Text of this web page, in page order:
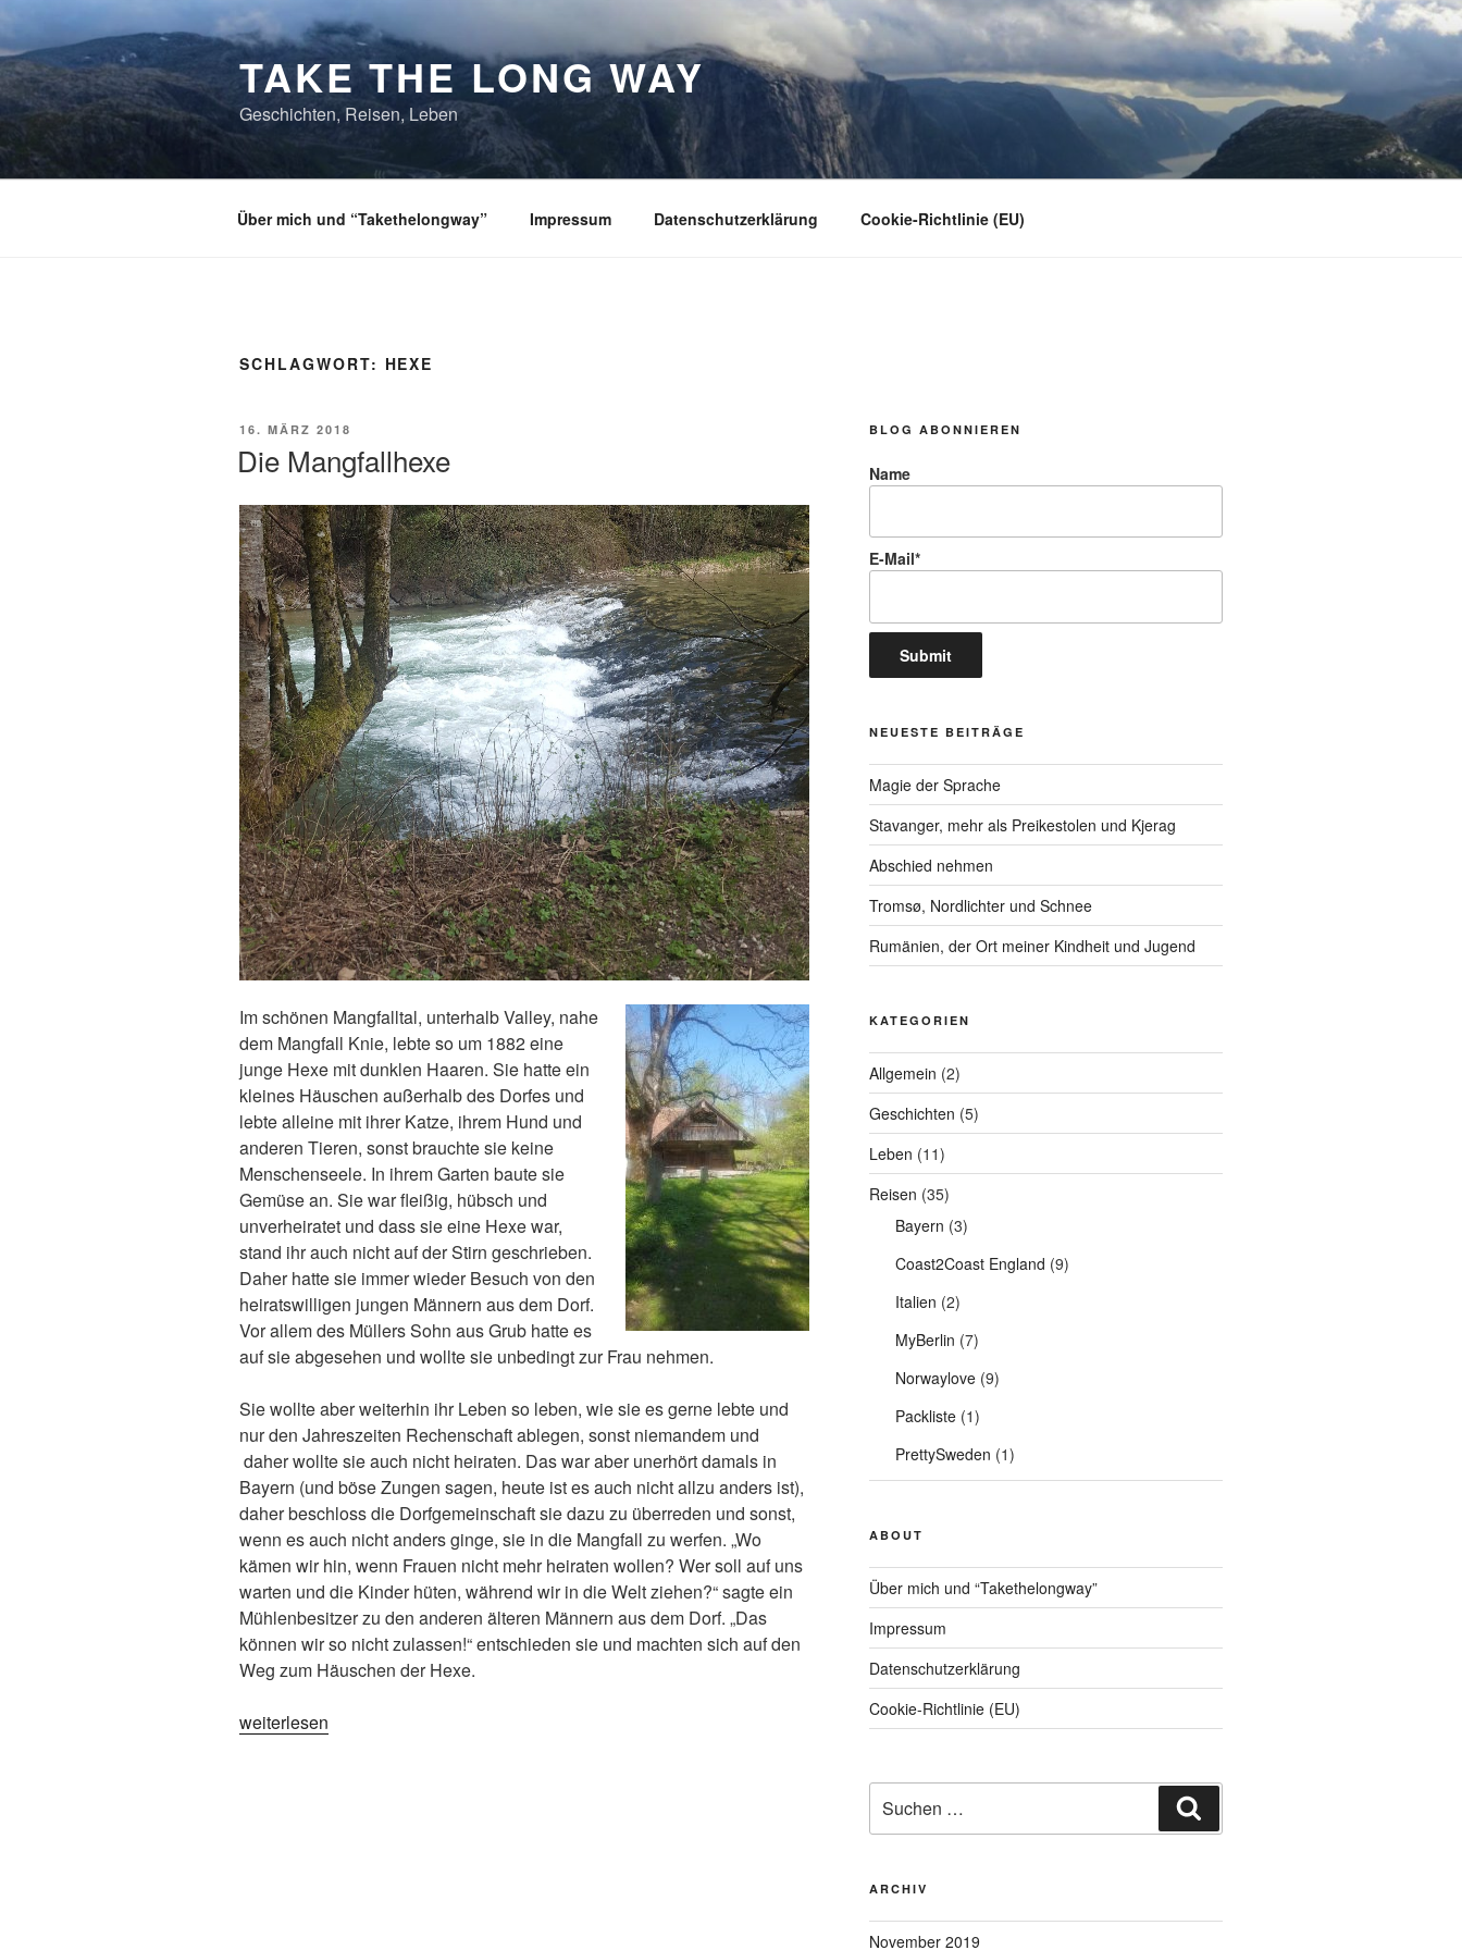
Inhalt
springen
TAKE THE LONG WAY
Geschichten, Reisen, Leben
Über mich und “Takethelongway” Impressum Datenschutzerklärung Cookie-Richtlinie (EU)
SCHLAGWORT: HEXE
VERÖFFENTLICHT
16. MÄRZ 2018
Die Mangfallhexe
Im schönen Mangfalltal, unterhalb Valley, nahe
dem Mangfall Knie, lebte so um 1882 eine
junge Hexe mit dunklen Haaren. Sie hatte ein
kleines Häuschen außerhalb des Dorfes und
lebte alleine mit ihrer Katze, ihrem Hund und
anderen Tieren, sonst brauchte sie keine
Menschenseele. In ihrem Garten baute sie
Gemüse an. Sie war fleißig, hübsch und
unverheiratet und dass sie eine Hexe war,
stand ihr auch nicht auf der Stirn geschrieben.
Daher hatte sie immer wieder Besuch von den
heiratswilligen jungen Männern aus dem Dorf.
Vor allem des Müllers Sohn aus Grub hatte es
auf sie abgesehen und wollte sie unbedingt zur Frau nehmen.
Sie wollte aber weiterhin ihr Leben so leben, wie sie es gerne lebte und
nur den Jahreszeiten Rechenschaft ablegen, sonst niemandem und
daher wollte sie auch nicht heiraten. Das war aber unerhört damals in
Bayern (und böse Zungen sagen, heute ist es auch nicht allzu anders ist),
daher beschloss die Dorfgemeinschaft sie dazu zu überreden und sonst,
wenn es auch nicht anders ginge, sie in die Mangfall zu werfen. „Wo
kämen wir hin, wenn Frauen nicht mehr heiraten wollen? Wer soll auf uns
warten und die Kinder hüten, während wir in die Welt ziehen?“ sagte ein
Mühlenbesitzer zu den anderen älteren Männern aus dem Dorf. „Das
können wir so nicht zulassen!“ entschieden sie und machten sich auf den
Weg zum Häuschen der Hexe.
„Die
weiterlesen
BLOG ABONNIEREN
Name
E-Mail*
NEUESTE BEITRÄGE
Magie der Sprache
Stavanger, mehr als Preikestolen und Kjerag
Abschied nehmen
Tromsø, Nordlichter und Schnee
Rumänien, der Ort meiner Kindheit und Jugend
KATEGORIEN
Allgemein (2)
Geschichten (5)
Leben (11)
Reisen (35)
Bayern (3)
Coast2Coast England (9)
Italien (2)
MyBerlin (7)
Norwaylove(9)
Packliste(1)
PrettySweden (1)
ABOUT
Über mich und “Takethelongway”
Impressum
Datenschutzerklärung
Cookie-Richtlinie (EU)
nach:
ARCHIV
November 2019